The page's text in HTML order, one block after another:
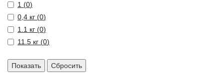
1 (0)
0,4 кг (0)
1.1 кг (0)
11.5 кг (0)